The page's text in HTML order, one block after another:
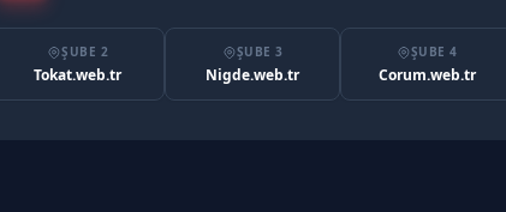
ŞUBE 2
Tokat.web.tr
ŞUBE 3
Nigde.web.tr
ŞUBE 4
Corum.web.tr